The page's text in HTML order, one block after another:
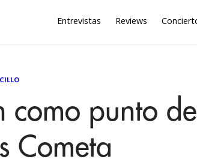
Entrevistas Reviews
como punto de
Cometa